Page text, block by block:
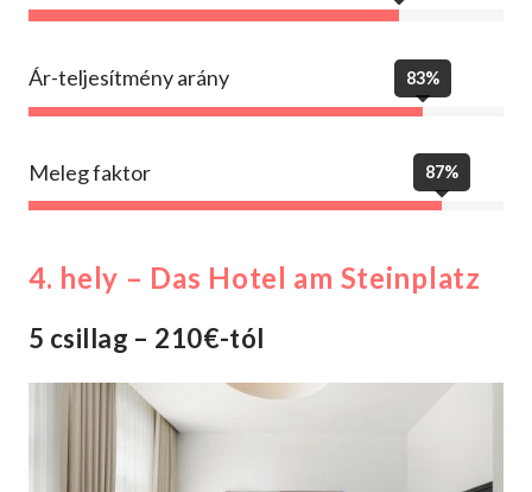
Ár-teljesítmény arány 83%
Meleg faktor 87%
4. hely – Das Hotel am Steinplatz
5 csillag – 210€-tól